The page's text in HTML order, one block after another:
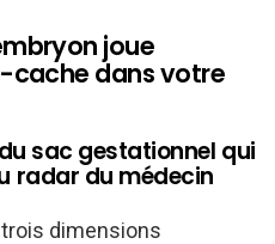
joue
cache dans votre
sac gestationnel qui
radar du médecin
dimensions